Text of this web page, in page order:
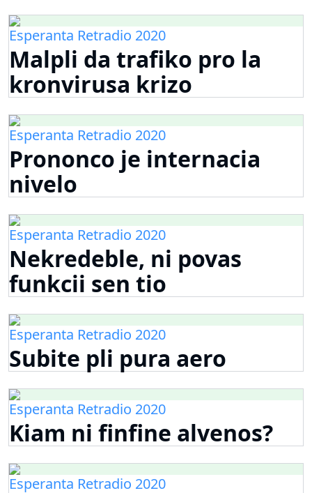
Esperanta Retradio 2020
Malpli da trafiko pro la
kronvirusa krizo
Esperanta Retradio 2020
Prononco je internacia
nivelo
Esperanta Retradio 2020
Nekredeble, ni povas
funkcii sen tio
Esperanta Retradio 2020
Subite pli pura aero
Esperanta Retradio 2020
Kiam ni finfine alvenos?
Esperanta Retradio 2020